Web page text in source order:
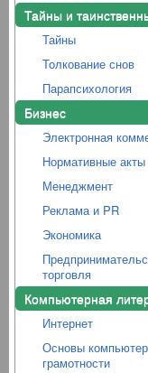
Тайны и
Тайны
Толкование снов
Парапсихология
Бизнес
Электронная
Нормативные акты
Менеджмент
Реклама и PR
Экономика
торговля
Компьютерная
Интернет
Основы
грамотности